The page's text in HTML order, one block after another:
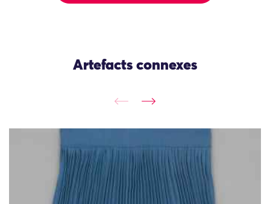
Artefacts connexes